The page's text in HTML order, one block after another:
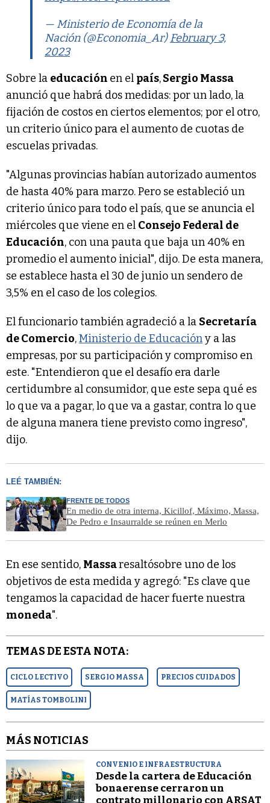
— Ministerio de Economía de la
Nación (@Economia_Ar)February 3,
2023
Sobre la educación en el país,Sergio Massa
anunció que habrá dos medidas: por un lado, la
fijación de costos en ciertos elementos; por el otro,
un criterio único para el aumento de cuotas de
escuelas privadas.
"Algunas provincias habían autorizado aumentos
de hasta 40% para marzo. Pero se estableció un
criterio único para todo el país, que se anuncia el
miércoles que viene en el Consejo Federal de
Educación, con una pauta que baja un 40% en
promedio el aumento inicial", dijo. De esta manera,
se establece hasta el 30 de junio un sendero de
3,5% en el caso de los colegios.
El funcionario también agradeció a la Secretaría
de Comercio,Ministerio de Educacióny a las
empresas, por su participación y compromiso en
este. "Entendieron que el desafío era darle
certidumbre al consumidor, que este sepa qué es
lo que va a pagar, lo que va a gastar, contra lo que
de alguna manera tiene previsto como ingreso",
dijo.
LEÉ TAMBIÉN:
FRENTE DE TODOS
En medio de otra interna, Kicillof, Máximo, Massa,
De Pedro e Insaurralde se reúnen en Merlo
En ese sentido, Massaresaltósobre uno de los
objetivos de esta medida y agregó: "Es clave que
tengamos la capacidad de hacer fuerte nuestra
moneda".
TEMAS DE ESTA NOTA:
CICLO LECTIVO SERGIO MASSA PRECIOS CUIDADOS
MATÍAS TOMBOLINI
MÁS NOTICIAS
CONVENIO E INFRAESTRUCTURA
Desde la cartera de Educación
bonaerense cerraron un
contrato millonario con ARSAT